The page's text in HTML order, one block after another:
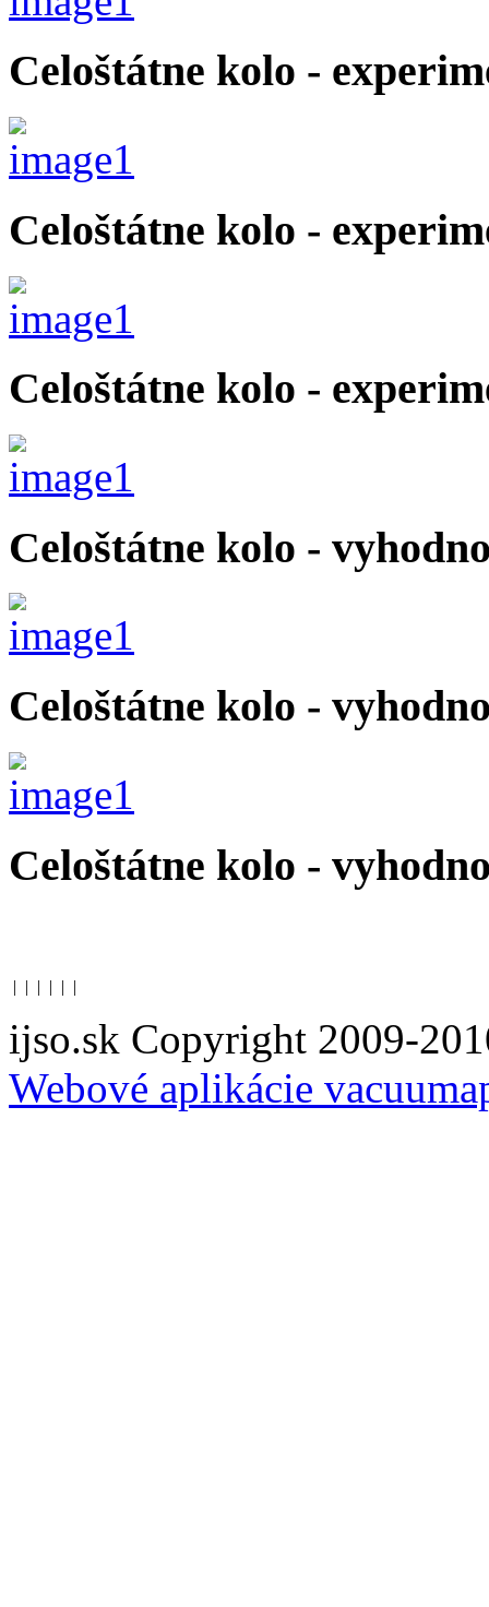
Celoštátne kolo -
Celoštátne kolo -
Celoštátne kolo -
Celoštátne kolo -
Celoštátne kolo -
Celoštátne kolo -
| | | | | |
ijso.sk Copyright 2009-
Webové aplikácie